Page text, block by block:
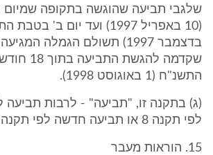
שלגבי תביעה שהוגשה בתקופה שמיום
בדצמבר 1997) תשולם הגמלה
שקדמה
התשנ"ח (1 באוגוסט 1998).
(ג) בתקנה זו, "תביעה" - לרבות
לפי תקנה 8 או תביעה חדשה לפי תקנה 9.
15. הוראות מעבר